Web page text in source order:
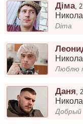
Діма,
Dima
Люблю
Даня
Добрый